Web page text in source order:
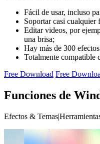
Fácil de usar, incluso
Soportar casi
Editar videos, por
una brisa;
Hay más de 300
Totalmente compatible
Free Download Free
Funciones de
Efectos & Temas|